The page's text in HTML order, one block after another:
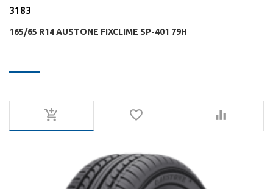
3183
165/65 R14 AUSTONE FIXCLIME SP-401 79H